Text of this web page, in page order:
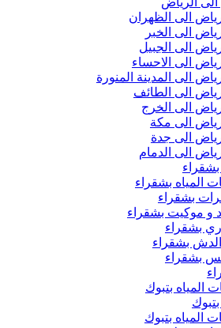
الى الظهران
الى الخبر
الى الجبيل
الى الاحساء
الى المدينة المنورة
الى الطائف
الى الخرج
الى مكة
الى جدة
الى الدمام
المياه بشقراء
بشقراء
و موكيت بشقراء
بشقراء
بشقراء
بشقراء
بتبوك
المياه بتبوك